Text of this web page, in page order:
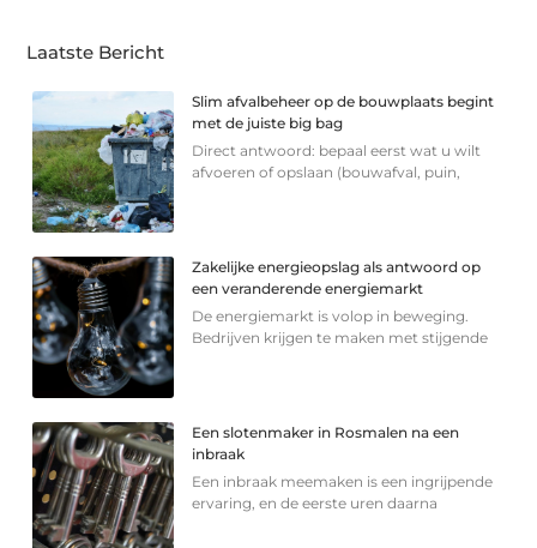
Laatste Bericht
Slim afvalbeheer op de bouwplaats begint
met de juiste big bag
Direct antwoord: bepaal eerst wat u wilt
afvoeren of opslaan (bouwafval, puin,
Zakelijke energieopslag als antwoord op
een veranderende energiemarkt
De energiemarkt is volop in beweging.
Bedrijven krijgen te maken met stijgende
Een slotenmaker in Rosmalen na een
inbraak
Een inbraak meemaken is een ingrijpende
ervaring, en de eerste uren daarna